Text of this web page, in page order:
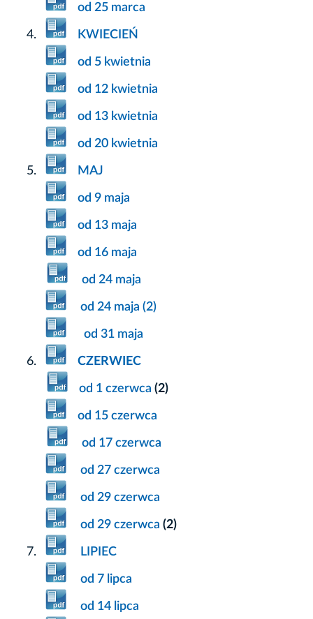
od 25 marca
KWIECIEŃ
od 5 kwietnia
od 12 kwietnia
od 13 kwietnia
od 20 kwietnia
MAJ
od 9 maja
od 13 maja
od 16 maja
od 24 maja
od 24 maja (2)
od 31 maja
CZERWIEC
od 1 czerwca (2)
od 15 czerwca
od 17 czerwca
od 27 czerwca
od 29 czerwca
od 29 czerwca (2)
LIPIEC
od 7 lipca
od 14 lipca